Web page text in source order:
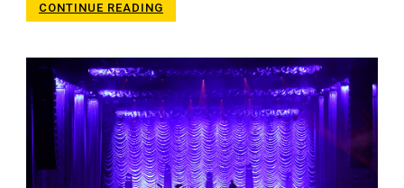
CONTINUE READING